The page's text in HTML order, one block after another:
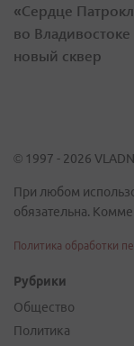
«Сердце
во
новый сквер
© 1997 - 2026
При любом
обязательна.
Политика обработки
Рубрики
Общество
Политика